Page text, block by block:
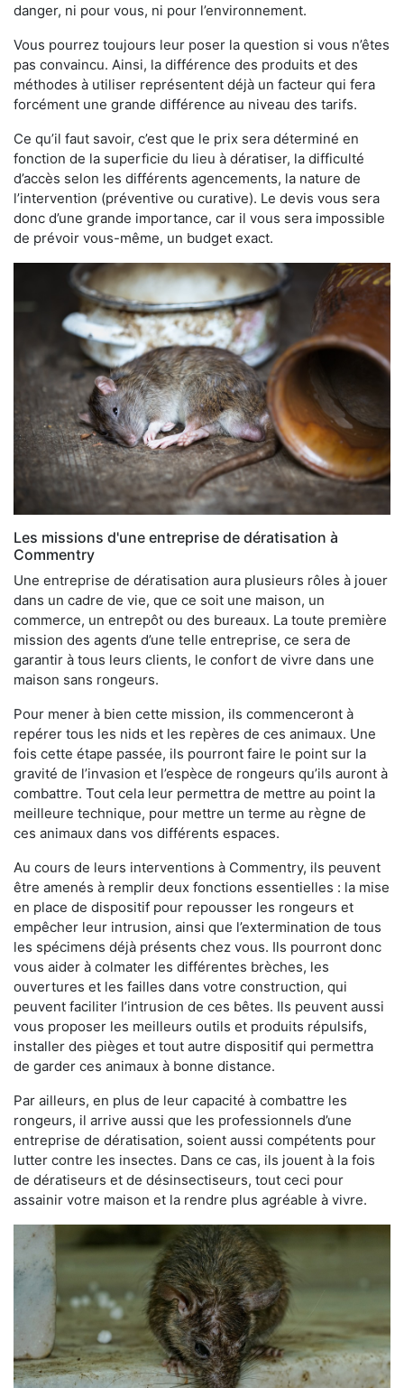
danger, ni pour vous, ni pour l’environnement.
Vous pourrez toujours leur poser la question si vous n’êtes
pas convaincu. Ainsi, la différence des produits et des
méthodes à utiliser représentent déjà un facteur qui fera
forcément une grande différence au niveau des tarifs.
Ce qu’il faut savoir, c’est que le prix sera déterminé en
fonction de la superficie du lieu à dératiser, la difficulté
d’accès selon les différents agencements, la nature de
l’intervention (préventive ou curative). Le devis vous sera
donc d’une grande importance, car il vous sera impossible
de prévoir vous-même, un budget exact.
Les missions d'une entreprise de dératisation à
Commentry
Une entreprise de dératisation aura plusieurs rôles à jouer
dans un cadre de vie, que ce soit une maison, un
commerce, un entrepôt ou des bureaux. La toute première
mission des agents d’une telle entreprise, ce sera de
garantir à tous leurs clients, le confort de vivre dans une
maison sans rongeurs.
Pour mener à bien cette mission, ils commenceront à
repérer tous les nids et les repères de ces animaux. Une
fois cette étape passée, ils pourront faire le point sur la
gravité de l’invasion et l’espèce de rongeurs qu’ils auront à
combattre. Tout cela leur permettra de mettre au point la
meilleure technique, pour mettre un terme au règne de
ces animaux dans vos différents espaces.
Au cours de leurs interventions à Commentry, ils peuvent
être amenés à remplir deux fonctions essentielles : la mise
en place de dispositif pour repousser les rongeurs et
empêcher leur intrusion, ainsi que l’extermination de tous
les spécimens déjà présents chez vous. Ils pourront donc
vous aider à colmater les différentes brèches, les
ouvertures et les failles dans votre construction, qui
peuvent faciliter l’intrusion de ces bêtes. Ils peuvent aussi
vous proposer les meilleurs outils et produits répulsifs,
installer des pièges et tout autre dispositif qui permettra
de garder ces animaux à bonne distance.
Par ailleurs, en plus de leur capacité à combattre les
rongeurs, il arrive aussi que les professionnels d’une
entreprise de dératisation, soient aussi compétents pour
lutter contre les insectes. Dans ce cas, ils jouent à la fois
de dératiseurs et de désinsectiseurs, tout ceci pour
assainir votre maison et la rendre plus agréable à vivre.